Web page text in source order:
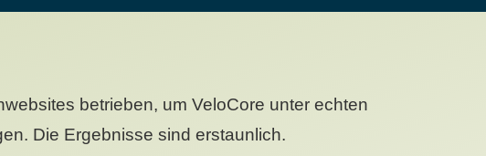
betrieben, um VeloCore unter echten
Die Ergebnisse sind erstaunlich.